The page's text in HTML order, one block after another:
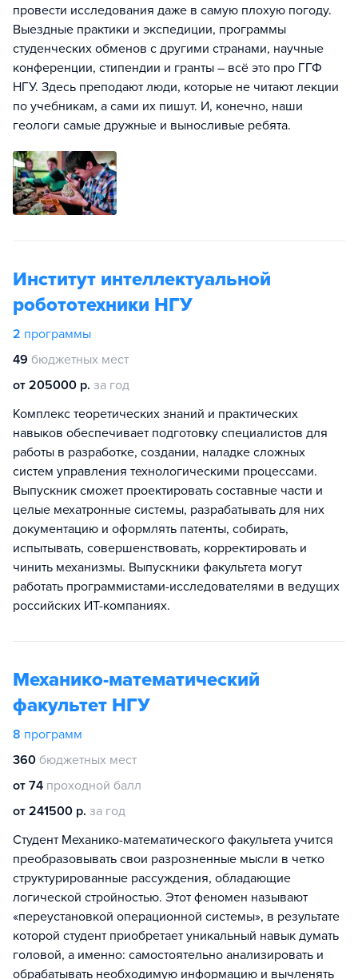
провести исследования даже в самую плохую погоду.
Выездные практики и экспедиции, программы
студенческих обменов с другими странами, научные
конференции, стипендии и гранты – всё это про ГГФ
НГУ. Здесь преподают люди, которые не читают лекции
по учебникам, а сами их пишут. И, конечно, наши
геологи самые дружные и выносливые ребята.
Институт интеллектуальной
робототехники НГУ
2 программы
49 бюджетных мест
от 205000 р. за год
Комплекс теоретических знаний и практических
навыков обеспечивает подготовку специалистов для
работы в разработке, создании, наладке сложных
систем управления технологическими процессами.
Выпускник сможет проектировать составные части и
целые мехатронные системы, разрабатывать для них
документацию и оформлять патенты, собирать,
испытывать, совершенствовать, корректировать и
чинить механизмы. Выпускники факультета могут
работать программистами-исследователями в ведущих
российских ИТ-компаниях.
Механико-математический
факультет НГУ
8 программ
360 бюджетных мест
от 74 проходной балл
от 241500 р. за год
Студент Механико-математического факультета учится
преобразовывать свои разрозненные мысли в четко
структурированные рассуждения, обладающие
логической стройностью. Этот феномен называют
«переустановкой операционной системы», в результате
которой студент приобретает уникальный навык думать
головой, а именно: самостоятельно анализировать и
обрабатывать необходимую информацию и вычленять